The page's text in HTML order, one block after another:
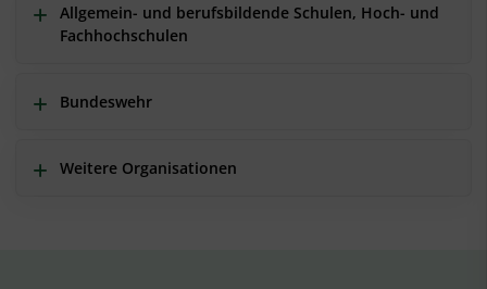
Allgemein- und berufsbildende Schulen, Hoch- und
Fachhochschulen
Bundeswehr
Weitere Organisationen